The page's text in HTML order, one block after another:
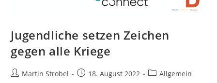
Jugendliche setzen Zeichen
gegen alle Kriege
Beitrags-
Martin Strobel
Beitrag18. August 2022
Beitrags-
Allgemein